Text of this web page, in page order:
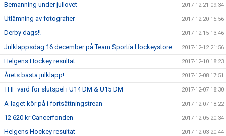
Bemanning under jullovet 2017-12-21 09:34
Utlämning av fotografier 2017-12-20 15:56
Derby dags!! 2017-12-15 13:46
Julklappsdag 16 december på Team Sportia Hockeystore 2017-12-12 21:56
Helgens Hockey resultat 2017-12-10 18:23
Årets bästa julklapp! 2017-12-08 17:51
THF värd för slutspel i U14 DM & U15 DM 2017-12-07 18:30
A-laget kör på i fortsättningstrean 2017-12-07 18:22
12 620 kr Cancerfonden 2017-12-05 20:34
Helgens Hockey resultat 2017-12-03 20:44